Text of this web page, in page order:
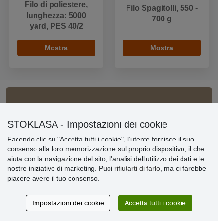
Filo di poliestere,
lunghezza: 5000
yard, PES 40/2
Mostra
Filo Spagitolli, 550 -
700 g
Mostra
» Impostazioni dei cookie
» Termini & Condizioni
» Informativa sulla Privacy
» Consegna e pagamento
» Garanzia e resi
» Programma fedeltà
Recensioni
STOKLASA - Impostazioni dei cookie
Facendo clic su "Accetta tutti i cookie", l’utente fornisce il suo
consenso alla loro memorizzazione sul proprio dispositivo, il che
aiuta con la navigazione del sito, l'analisi dell'utilizzo dei dati e le
nostre iniziative di marketing. Puoi rifiutarti di farlo , ma ci farebbe
piacere avere il tuo consenso.
Impostazioni dei cookie Accetta tutti i cookie